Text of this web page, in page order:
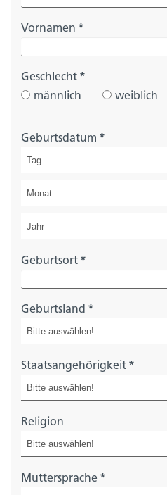
Vornamen *
Geschlecht *
männlich
weiblich
Geburtsdatum *
Geburtsort *
Geburtsland *
Staatsangehörigkeit *
Religion
Muttersprache *